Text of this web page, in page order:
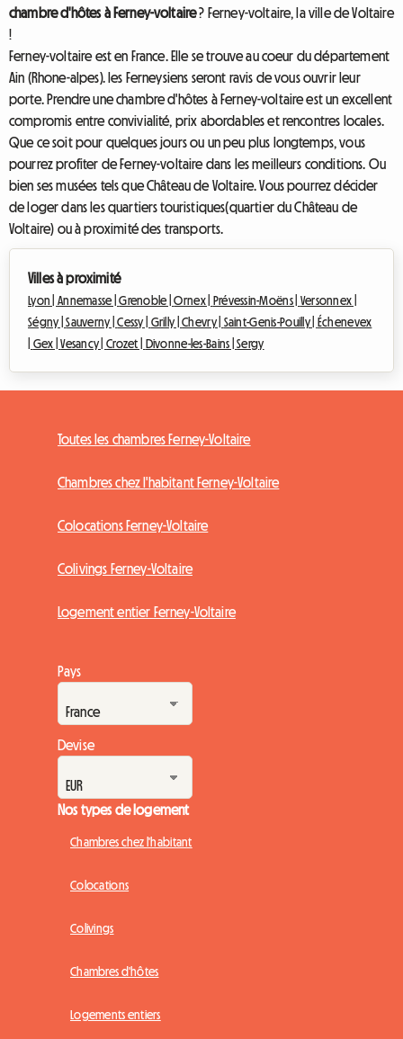
chambre d'hôtes à Ferney-voltaire? Ferney-voltaire, la ville de Voltaire
!
Ferney-voltaire est en France. Elle se trouve au coeur du département
Ain (Rhone-alpes). les Ferneysiens seront ravis de vous ouvrir leur
porte. Prendre une chambre d'hôtes à Ferney-voltaire est un excellent
compromis entre convivialité, prix abordables et rencontres locales.
Que ce soit pour quelques jours ou un peu plus longtemps, vous
pourrez profiter de Ferney-voltaire dans les meilleurs conditions. Ou
bien ses musées tels que Château de Voltaire. Vous pourrez décider
de loger dans les quartiers touristiques(quartier du Château de
Voltaire) ou à proximité des transports.
Villes à proximité
Lyon | Annemasse |Grenoble |Ornex | Prévessin-Moëns | Versonnex |
Ségny |Sauverny |Cessy | Grilly |Chevry | Saint-Genis-Pouilly |
Échenevex
Gex |Vesancy |Crozet | Divonne-les-Bains |Sergy
Toutes les chambres Ferney-Voltaire
Chambres chez l'habitant Ferney-Voltaire
Colocations Ferney-Voltaire
Colivings Ferney-Voltaire
Logement entier Ferney-Voltaire
Pays
Devise
Nos types de logement
Chambres chez l'habitant
Colocations
Colivings
Chambres d'hôtes
Logements entiers